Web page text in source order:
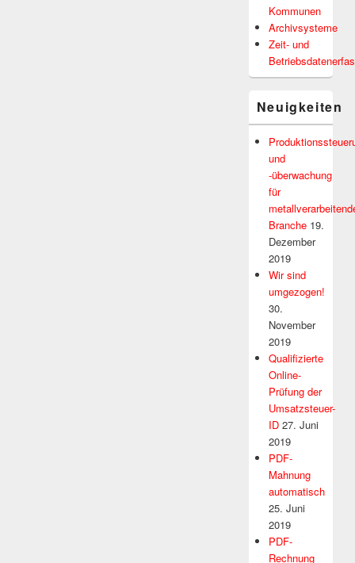
Kommunen
Archivsysteme
Zeit- und
Neuigkeiten
und
-überwachung
für
Branche 19.
Dezember
2019
Wir sind
umgezogen!
30.
November
2019
Qualifizierte
Online-
Prüfung der
Umsatzsteuer-
ID 27. Juni
2019
PDF-
Mahnung
automatisch
25. Juni
2019
PDF-
Rechnung